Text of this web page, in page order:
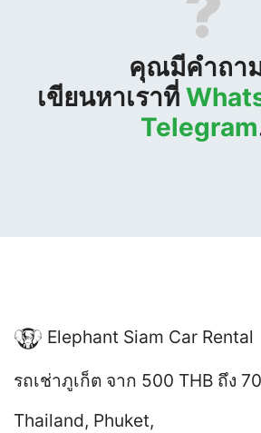
คุณมีคำถา
เขียนหาเราที่
Telegram
Elephant Siam Car Rental
รถเช่าภูเก็ต จาก 500 THB ถึง
Thailand, Phuket,